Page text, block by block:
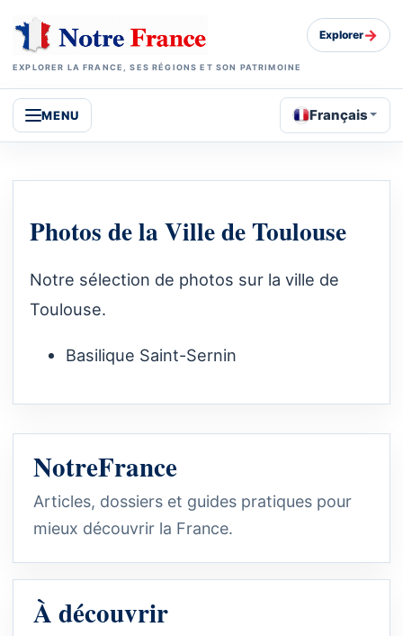
EXPLORER LA FRANCE, SES RÉGIONS ET SON PATRIMOINE
Explorer→
MENU Français
Photos de la Ville de Toulouse
Notre sélection de photos sur la ville de
Toulouse.
Basilique Saint-Sernin
NotreFrance
Articles, dossiers et guides pratiques pour
mieux découvrir la France.
À découvrir